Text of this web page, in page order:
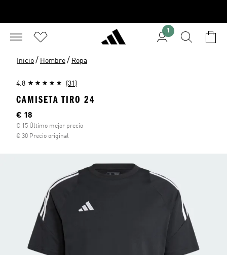
1
Inicio / Hombre / Ropa
4.8 (31)
CAMISETA TIRO 24
Precio actual
€ 18
€ 15 Último mejor precio
€ 30 Precio original